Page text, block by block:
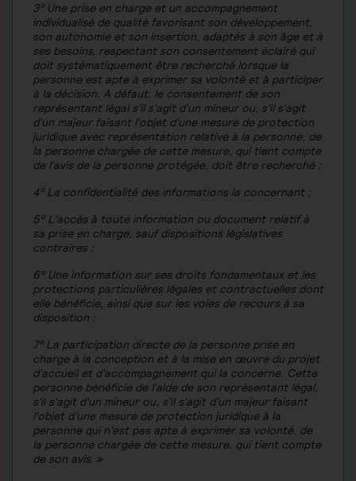
3° Une prise en charge et un accompagnement
individualisé de qualité favorisant son développement,
son autonomie et son insertion, adaptés à son âge et à
ses besoins, respectant son consentement éclairé qui
doit systématiquement être recherché lorsque la
personne est apte à exprimer sa volonté et à participer
à la décision. A défaut, le consentement de son
représentant légal s'il s'agit d'un mineur ou, s'il s'agit
d'un majeur faisant l'objet d'une mesure de protection
juridique avec représentation relative à la personne, de
la personne chargée de cette mesure, qui tient compte
de l'avis de la personne protégée, doit être recherché ;
4° La confidentialité des informations la concernant ;
5° L'accès à toute information ou document relatif à
sa prise en charge, sauf dispositions législatives
contraires ;
6° Une information sur ses droits fondamentaux et les
protections particulières légales et contractuelles dont
elle bénéficie, ainsi que sur les voies de recours à sa
disposition ;
7° La participation directe de la personne prise en
charge à la conception et à la mise en œuvre du projet
d'accueil et d'accompagnement qui la concerne. Cette
personne bénéficie de l'aide de son représentant légal,
s'il s'agit d'un mineur ou, s'il s'agit d'un majeur faisant
l'objet d'une mesure de protection juridique à la
personne qui n'est pas apte à exprimer sa volonté, de
la personne chargée de cette mesure, qui tient compte
de son avis. »